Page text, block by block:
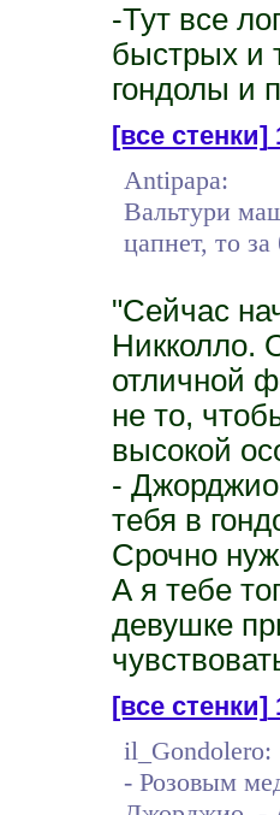
-Тут все
быстрых и
гондолы и
[все стенки]
Antipapa:
Вальтури
цапнет, то за
"Сейчас
Никколло.
отличной
не то,
высокой
-
тебя в
Срочно
А я тебе
девушке
[все стенки]
il_Gondolero:
- Розовым